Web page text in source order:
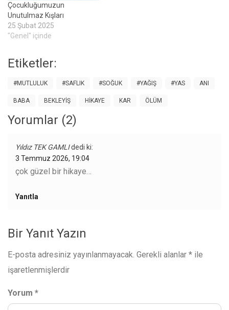
Çocukluğumuzun
Unutulmaz Kışları
25 Şubat 2025
"Genel" içinde
Etiketler:
#MUTLULUK #SAFLIK #SOĞUK #YAĞIŞ #YAS ANI
BABA BEKLEYIŞ HIKAYE KAR ÖLÜM
Yorumlar (2)
Yıldız TEK GAMLIdedi ki:
3 Temmuz 2026, 19:04
çok güzel bir hikaye…
Yanıtla
Bir Yanıt Yazın
E-posta adresiniz yayınlanmayacak. Gerekli alanlar * ile
işaretlenmişlerdir
Yorum *